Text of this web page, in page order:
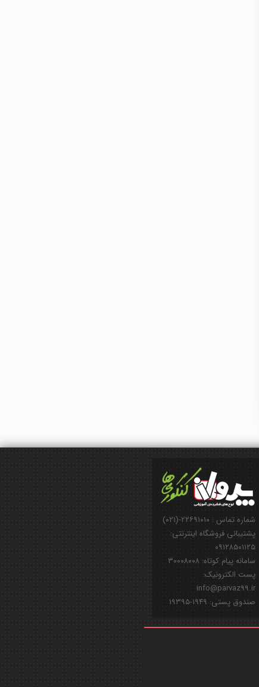
شماره تماس : ۲۲۶۹۱۰۱۰-(۰۲۱)
پشتیبانی فروشگاه اینترنتی:
۰۹۱۲۸۵۰۱۱۲۵
سامانه پیام کوتاه: ۳۰۰۰۸۰۰۸
پست الکترونیک:
info@parvaz99.ir
صندوق پستی: ۱۹۴۹-۱۹۳۹۵